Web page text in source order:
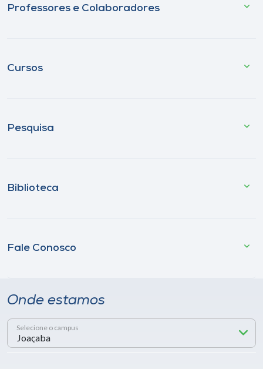
Professores e Colaboradores
Cursos
Pesquisa
Biblioteca
Fale Conosco
Onde estamos
Selecione o campus